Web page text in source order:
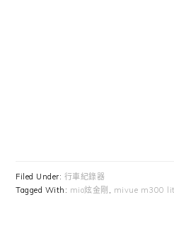
Filed Under: 行車紀錄器
Tagged With: mio炫金剛 mivue m300